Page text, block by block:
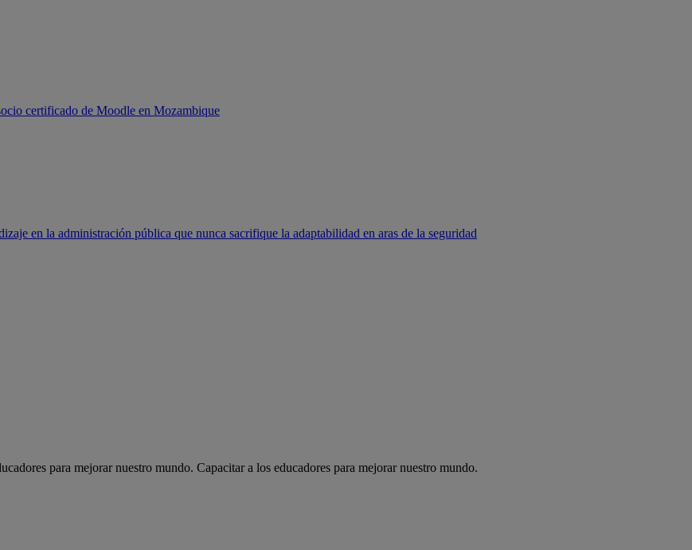
certificado de Moodle en Mozambique
en la administración pública que nunca sacrifique la adaptabilidad en aras de la seguridad
para mejorar nuestro mundo. Capacitar a los educadores para mejorar nuestro mundo.